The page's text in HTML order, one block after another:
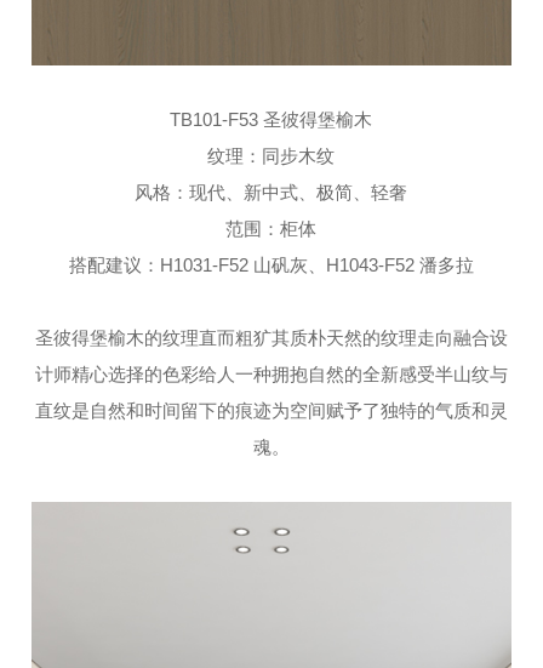
TB101-F53 圣彼得堡榆木
纹理：同步木纹
风格：现代、新中式、极简、轻奢
范围：柜体
搭配建议：H1031-F52 山矾灰、H1043-F52 潘多拉
圣彼得堡榆木的纹理直而粗犷其质朴天然的纹理走向融合设
计师精心选择的色彩给人一种拥抱自然的全新感受半山纹与
直纹是自然和时间留下的痕迹为空间赋予了独特的气质和灵
魂。